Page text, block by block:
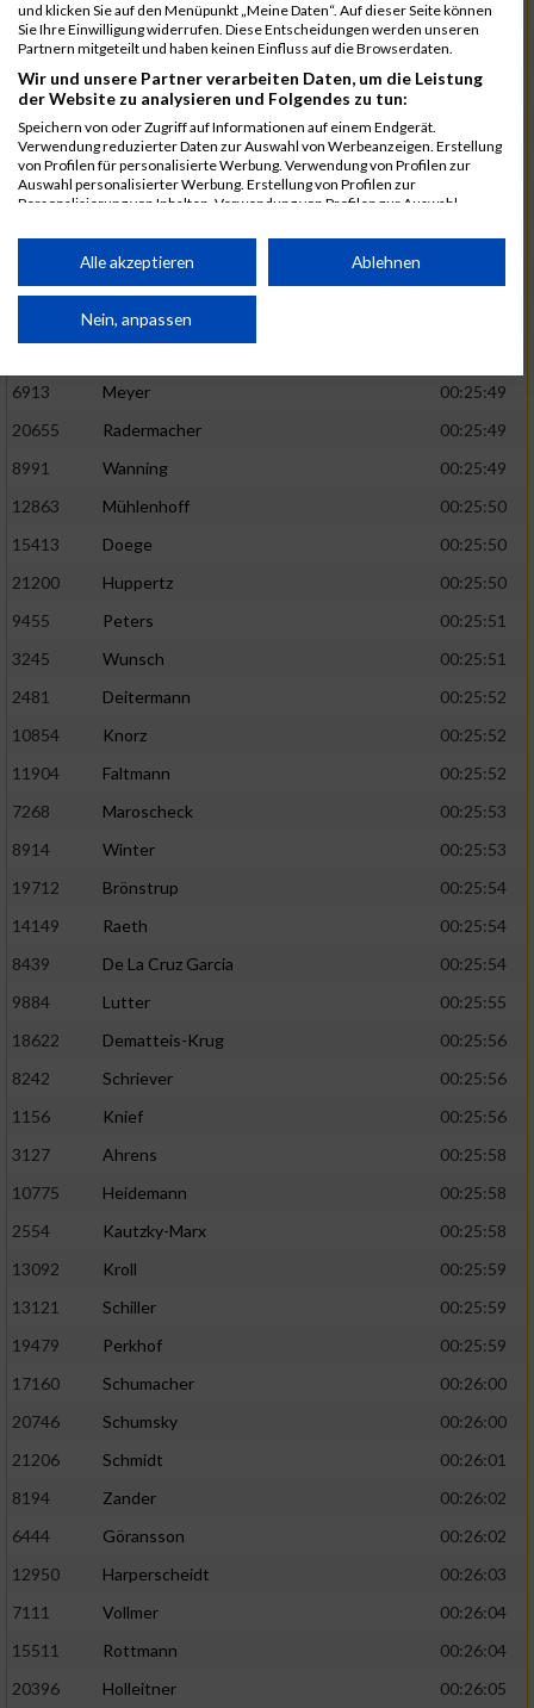
1582 Funken
00:25:42
12220
Cosma
00:25:43
9678
Exner
00:25:43
11817
Schmaul-Klaibee
6812
Koch
00:25:47
9610
Linß
00:25:47
706
Wehmeier
00:25:48
Küpper
Inhoff
6913
Meyer
00:25:49
20655
Radermacher
00:25:49
8991
Wanning
00:25:49
12863
Mühlenhoff
00:25:50
15413
Doege
00:25:50
21200
Huppertz
00:25:50
9455
Peters
00:25:51
3245
Wunsch
00:25:51
2481
Deitermann
00:25:52
10854
Knorz
00:25:52
11904
Faltmann
00:25:52
7268
Maroscheck
00:25:53
8914
Winter
00:25:53
19712
Brönstrup
00:25:54
14149
Raeth
00:25:54
8439
De La Cruz Garcia
00:25:54
9884
Lutter
00:25:55
18622
Dematteis-Krug
00:25:56
8242
Schriever
00:25:56
1156
Knief
00:25:56
3127
Ahrens
00:25:58
10775
Heidemann
00:25:58
2554
Kautzky-Marx
00:25:58
13092
Kroll
00:25:59
13121
Schiller
00:25:59
19479
Perkhof
00:25:59
17160
Schumacher
00:26:00
20746
Schumsky
00:26:00
21206
Schmidt
00:26:01
8194
Zander
00:26:02
6444
Göransson
00:26:02
12950
Harperscheidt
00:26:03
7111
Vollmer
00:26:04
15511
Rottmann
00:26:04
20396
Holleitner
00:26:05
und klicken Sie auf den Menüpunkt „Meine Daten“. Auf dieser Seite können
Sie Ihre Einwilligung widerrufen. Diese Entscheidungen werden unseren
Partnern mitgeteilt und haben keinen Einfluss auf die Browserdaten.
Wir und unsere Partner verarbeiten Daten, um die Leistung
der Website zu analysieren und Folgendes zu tun:
Speichern von oder Zugriff auf Informationen auf einem Endgerät.
Verwendung reduzierter Daten zur Auswahl von Werbeanzeigen. Erstellung
von Profilen für personalisierte Werbung. Verwendung von Profilen zur
Auswahl personalisierter Werbung. Erstellung von Profilen zur
Personalisierung von Inhalten. Verwendung von Profilen zur Auswahl
Performance von Inhalten. Analyse von Zielgruppen durch Statistiken oder
Kombinationen von Daten aus verschiedenen Quellen. Entwicklung und
von Inhalten.
Daten können außerhalb der Europäischen Union weitergegeben und in die
Website/App.
Partnerliste anzeigen (1 IAB-Anbieter)
Wir nutzen Ihre Daten für folgende Zwecke:
Speichern von oder Zugriff auf Informationen
auf einem Endgerät
von Werbeanzeigen
Werbung
personalisierter Werbung
von Inhalten
personalisierter Inhalte
Analyse von Zielgruppen durch Statistiken
verschiedenen Quellen
Verwendung reduzierter Daten zur Auswahl
IAB-Besonderheiten:
Verwendung genauer Standortdaten
Informationen identifizieren
Alle akzeptieren Ablehnen
Nein, anpassen